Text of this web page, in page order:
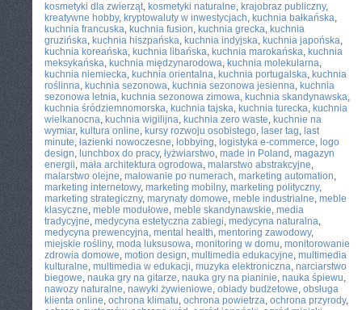
kosmetyki dla zwierząt, kosmetyki naturalne, krajobraz publiczny,
kreatywne hobby, kryptowaluty w inwestycjach, kuchnia bałkańska,
kuchnia francuska, kuchnia fusion, kuchnia grecka, kuchnia
gruzińska, kuchnia hiszpańska, kuchnia indyjska, kuchnia japońska,
kuchnia koreańska, kuchnia libańska, kuchnia marokańska, kuchnia
meksykańska, kuchnia międzynarodowa, kuchnia molekularna,
kuchnia niemiecka, kuchnia orientalna, kuchnia portugalska, kuchnia
roślinna, kuchnia sezonowa, kuchnia sezonowa jesienna, kuchnia
sezonowa letnia, kuchnia sezonowa zimowa, kuchnia skandynawska,
kuchnia śródziemnomorska, kuchnia tajska, kuchnia turecka, kuchnia
wielkanocna, kuchnia wigilijna, kuchnia zero waste, kuchnie na
wymiar, kultura online, kursy rozwoju osobistego, laser tag, last
minute, łazienki nowoczesne, lobbying, logistyka e-commerce, logo
design, lunchbox do pracy, łyżwiarstwo, made in Poland , magazyn
energii, mała architektura ogrodowa, malarstwo abstrakcyjne,
malarstwo olejne, malowanie po numerach, marketing automation,
marketing internetowy, marketing mobilny, marketing polityczny,
marketing strategiczny, marynaty domowe, meble industrialne, meble
klasyczne, meble modułowe, meble skandynawskie, media
tradycyjne, medycyna estetyczna zabiegi, medycyna naturalna,
medycyna prewencyjna, mental health, mentoring zawodowy,
miejskie rośliny, moda luksusowa, monitoring w domu, monitorowanie
zdrowia domowe, motion design, multimedia edukacyjne, multimedia
kulturalne, multimedia w edukacji, muzyka elektroniczna, narciarstwo
biegowe, nauka gry na gitarze, nauka gry na pianinie, nauka śpiewu,
nawozy naturalne, nawyki żywieniowe, obiady budżetowe, obsługa
klienta online, ochrona klimatu, ochrona powietrza, ochrona przyrody,